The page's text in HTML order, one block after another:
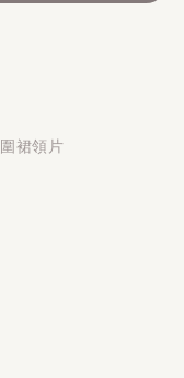
裙領片